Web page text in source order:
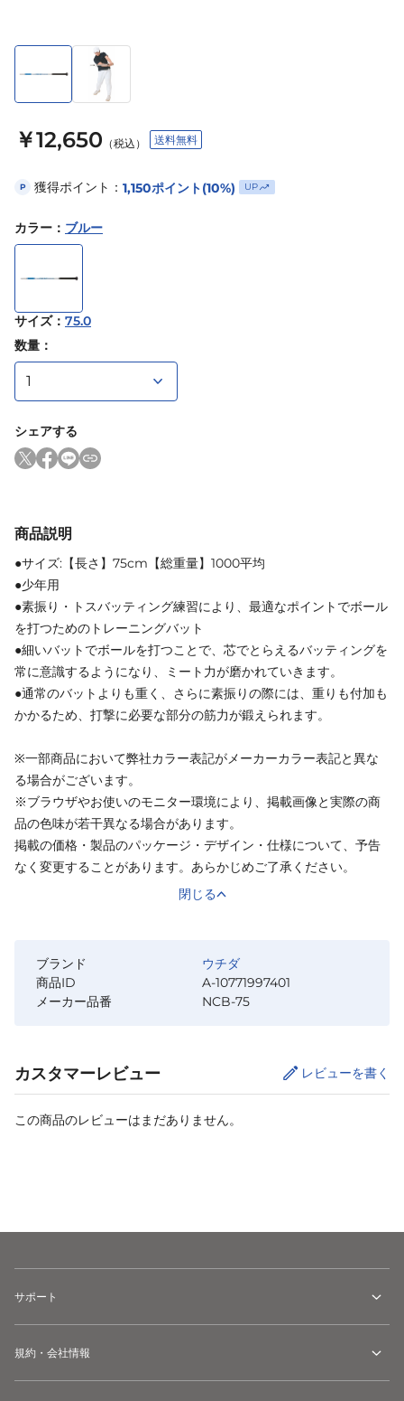
￥12,650 （税込） 送料無料
P 獲得ポイント： 1,150ポイント(10%) UP
カラー ： ブルー
サイズ： 75.0
数量：
シェアする
商品説明
●サイズ:【長さ】75cm【総重量】1000平均
●少年用
●素振り・トスバッティング練習により、最適なポイントでボール
を打つためのトレーニングバット
●細いバットでボールを打つことで、芯でとらえるバッティングを
常に意識するようになり、ミート力が磨かれていきます。
●通常のバットよりも重く、さらに素振りの際には、重りも付加も
かかるため、打撃に必要な部分の筋力が鍛えられます。
※一部商品において弊社カラー表記がメーカーカラー表記と異な
る場合がございます。
※ブラウザやお使いのモニター環境により、掲載画像と実際の商
品の色味が若干異なる場合があります。
掲載の価格・製品のパッケージ・デザイン・仕様について、予告
なく変更することがあります。あらかじめご了承ください。
閉じる
ブランド
ウチダ
商品ID
A-10771997401
メーカー品番
NCB-75
カスタマーレビュー レビューを書く
この商品のレビューはまだありません。
サポート
規約・会社情報